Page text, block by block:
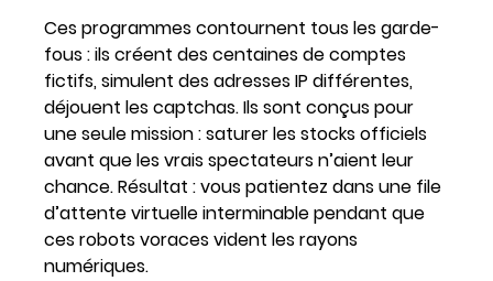
Ces programmes contournent tous les garde-
fous : ils créent des centaines de comptes
fictifs, simulent des adresses IP différentes,
déjouent les captchas. Ils sont conçus pour
une seule mission : saturer les stocks officiels
avant que les vrais spectateurs n’aient leur
chance. Résultat : vous patientez dans une file
d’attente virtuelle interminable pendant que
ces robots voraces vident les rayons
numériques.